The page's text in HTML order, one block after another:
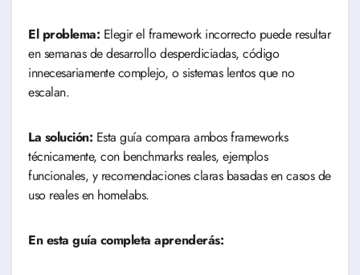
El problema: Elegir el framework incorrecto puede resultar
en semanas de desarrollo desperdiciadas, código
innecesariamente complejo, o sistemas lentos que no
escalan.
La solución: Esta guía compara ambos frameworks
técnicamente, con benchmarks reales, ejemplos
funcionales, y recomendaciones claras basadas en casos de
uso reales en homelabs.
En esta guía completa aprenderás: